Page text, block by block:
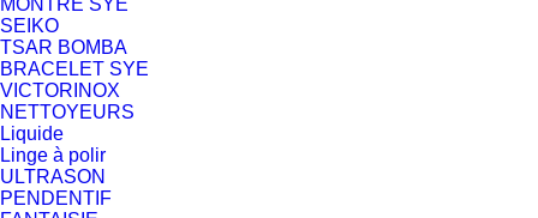
MONTRE SYE
SEIKO
TSAR BOMBA
BRACELET SYE
VICTORINOX
NETTOYEURS
Liquide
Linge à polir
ULTRASON
PENDENTIF